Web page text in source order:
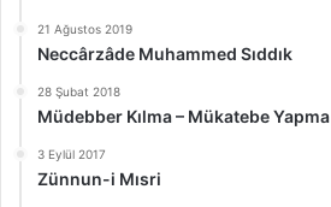
21 Ağustos 2019
Neccârzâde Muhammed Sıddık
28 Şubat 2018
Müdebber Kılma – Mükatebe Yapma
3 Eylül 2017
Zünnun-i Mısri